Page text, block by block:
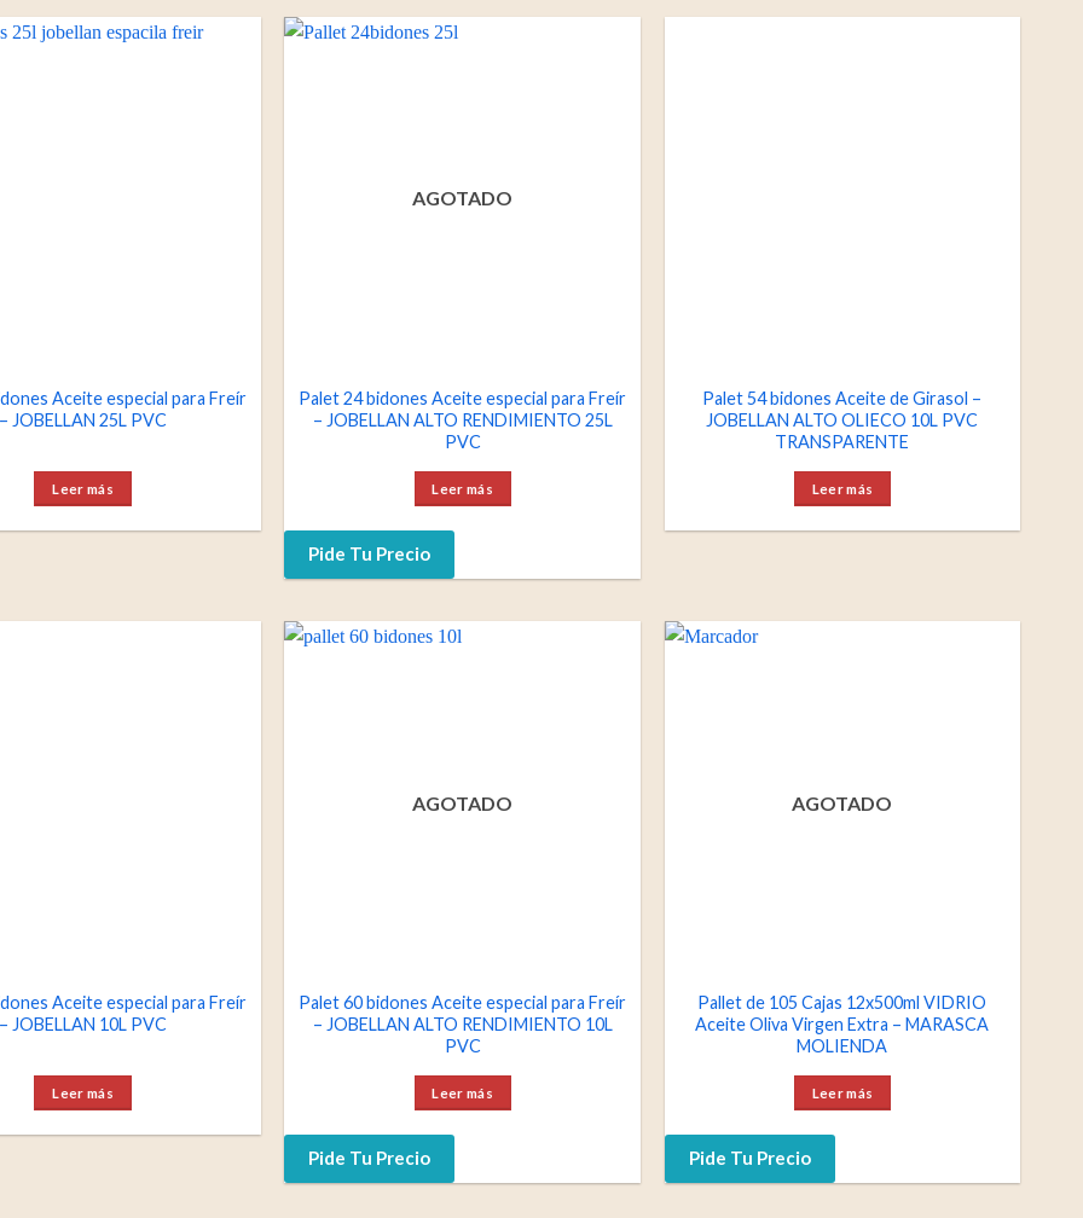
Aceite especial para Freír
– JOBELLAN 25L PVC
Leer más
AGOTADO
Palet 24 bidones Aceite especial para Freír
– JOBELLAN ALTO RENDIMIENTO 25L
PVC
Leer más
Pide Tu Precio
Palet 54 bidones Aceite de Girasol –
JOBELLAN ALTO OLIECO 10L PVC
TRANSPARENTE
Leer más
Aceite especial para Freír
– JOBELLAN 10L PVC
Leer más
AGOTADO
Palet 60 bidones Aceite especial para Freír
– JOBELLAN ALTO RENDIMIENTO 10L
PVC
Leer más
Pide Tu Precio
AGOTADO
Pallet de 105 Cajas 12x500ml VIDRIO
Aceite Oliva Virgen Extra – MARASCA
MOLIENDA
Leer más
Pide Tu Precio